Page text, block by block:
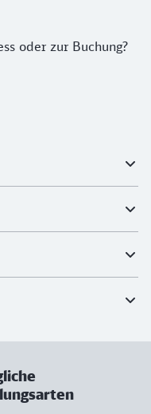
oder zur Buchung?